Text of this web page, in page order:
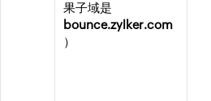
果子域是
bounce.zylker.com
）